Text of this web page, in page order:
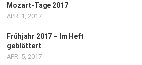
Mozart-Tage 2017
APR. 1, 2017
Frühjahr 2017 – Im Heft
geblättert
APR. 5, 2017